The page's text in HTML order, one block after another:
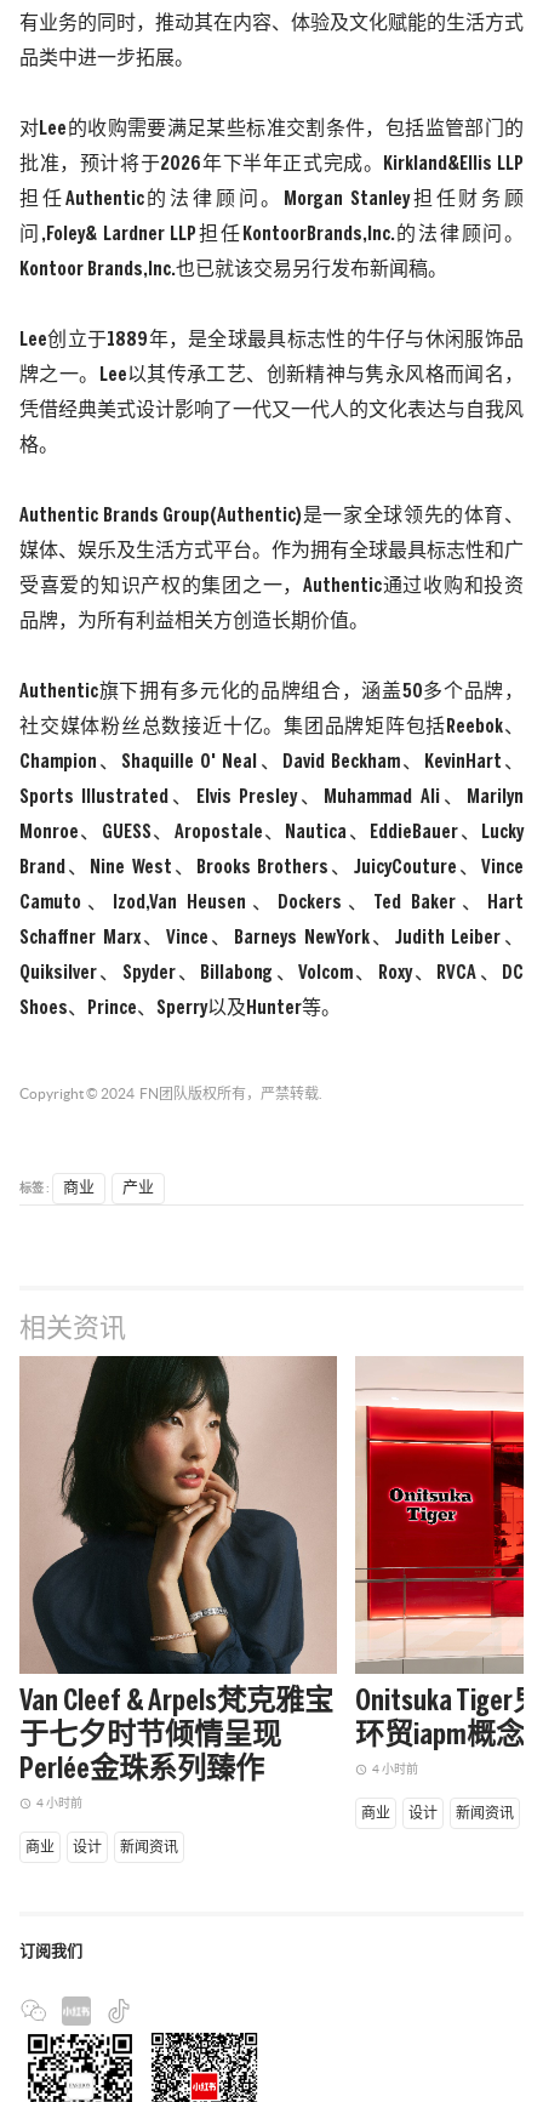
有业务的同时，推动其在内容、体验及文化赋能的生活方式
品类中进一步拓展。
对 Lee 的收购需要满足某些标准交割条件，包括监管部门的
批准，预计将于2026年下半年正式完成。
Kirkland&Ellis LLP
担任 Authentic的法律顾问。 Morgan Stanley担任财务顾
问 ,Foley& Lardner LLP 担任 KontoorBrands,Inc.的法律顾问。
Kontoor Brands,Inc.也已就该交易另行发布新闻稿。
Lee创立于1889年，是全球最具标志性的牛仔与休闲服饰品
牌之一。
Lee以其传承工艺、创新精神与隽永风格而闻名，
凭借经典美式设计影响了一代又一代人的文化表达与自我风
格。
Authentic Brands Group(Authentic)是一家全球领先的体育、
媒体、娱乐及生活方式平台。作为拥有全球最具标志性和广
受喜爱的知识产权的集团之一， Authentic通过收购和投资
品牌，为所有利益相关方创造长期价值。
Authentic旗下拥有多元化的品牌组合，涵盖50多个品牌，
社交媒体粉丝总数接近十亿。集团品牌矩阵包括 Reebok、
Champion 、Shaquille 0' Neal 、 David Beckham、 KevinHart 、
Sports Illustrated 、 Elvis Presley、 Muhammad Ali、
Marilyn
Monroe 、 GUESS 、 Aropostale 、 Nautica 、 EddieBauer 、
Lucky
Brand 、 Nine West 、 Brooks Brothers 、 JuicyCouture 、Vince
Camuto 、 Izod,Van Heusen 、 Dockers 、 Ted Baker 、
Hart
Schaffner Marx、 Vince 、 Barneys NewYork、 Judith Leiber 、
Quiksilver 、 Spyder、 Billabong 、Volcom 、 Roxy、 RVCA 、
DC
Shoes、 Prince、 Sperry以及 Hunter等。
Copyright © 2024 FN团队 版权所有，严禁转载.
标签 : 商业 产业
相关资讯
Van Cleef & Arpels梵克雅宝
于七夕时节倾情呈现
Perlée金珠系列臻作
access_time 4 小时前
商业 设计 新闻资讯
Onitsuka Tiger
环贸iapm概念
access_time 4 小时前
商业 设计 新闻资讯
订阅我们